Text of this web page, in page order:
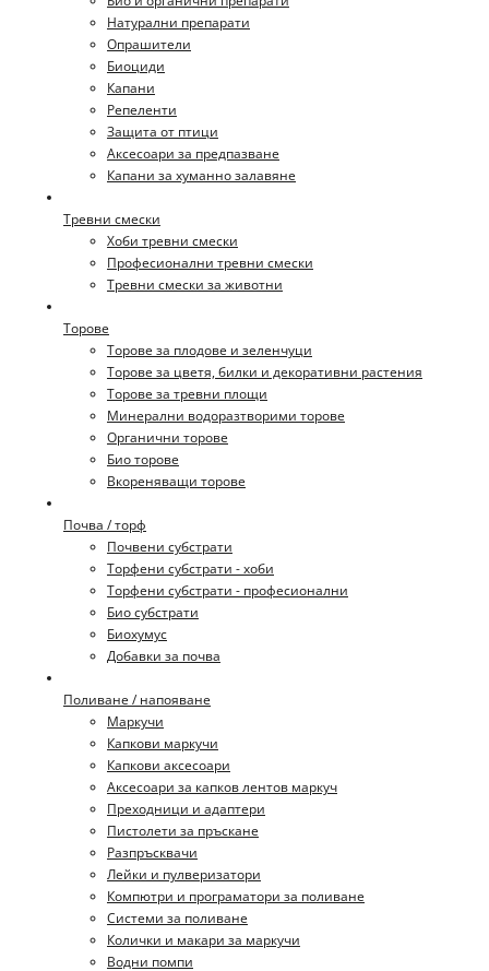
Натурални препарати
Опрашители
Биоциди
Капани
Репеленти
Защита от птици
Аксесоари за предпазване
Капани за хуманно залавяне
Тревни смески
Хоби тревни смески
Професионални тревни смески
Тревни смески за животни
Торове
Торове за плодове и зеленчуци
Торове за цветя, билки и декоративни растения
Торове за тревни площи
Минерални водоразтворими торове
Органични торове
Био торове
Вкореняващи торове
Почва / торф
Почвени субстрати
Торфени субстрати - хоби
Торфени субстрати - професионални
Био субстрати
Биохумус
Добавки за почва
Поливане / напояване
Маркучи
Капкови маркучи
Капкови аксесоари
Аксесоари за капков лентов маркуч
Преходници и адаптери
Пистолети за пръскане
Разпръсквачи
Лейки и пулверизатори
Компютри и програматори за поливане
Системи за поливане
Колички и макари за маркучи
Водни помпи